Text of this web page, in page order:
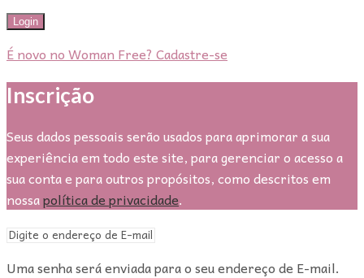
Login
É novo no Woman Free? Cadastre-se
Inscrição
Seus dados pessoais serão usados para aprimorar a sua
experiência em todo este site, para gerenciar o acesso a
sua conta e para outros propósitos, como descritos em
nossapolítica de privacidade.
Uma senha será enviada para o seu endereço de E-mail.